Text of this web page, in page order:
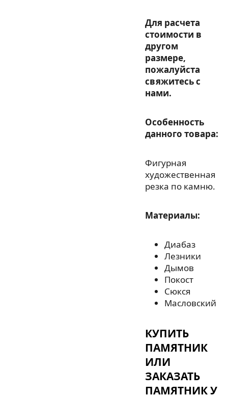
Для расчета
стоимости в
другом
размере,
пожалуйста
свяжитесь с
нами.
Особенность
данного товара:
Фигурная
художественная
резка по камню.
Материалы:
Диабаз
Лезники
Дымов
Покост
Сюкся
Масловский
КУПИТЬ
ПАМЯТНИК
ИЛИ
ЗАКАЗАТЬ
ПАМЯТНИК У